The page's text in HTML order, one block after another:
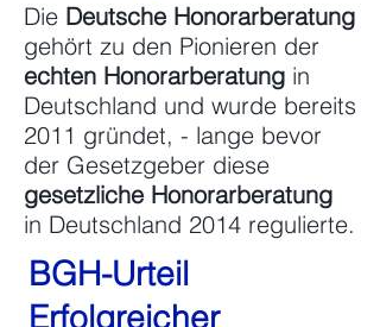
Die Deutsche Honorarberatung
gehört zu den Pionieren der
echten Honorarberatung in
Deutschland und wurde bereits
2011 gründet, - lange bevor
der Gesetzgeber diese
gesetzliche Honorarberatung
in Deutschland 2014 regulierte.
BGH-Urteil
Erfolgreicher